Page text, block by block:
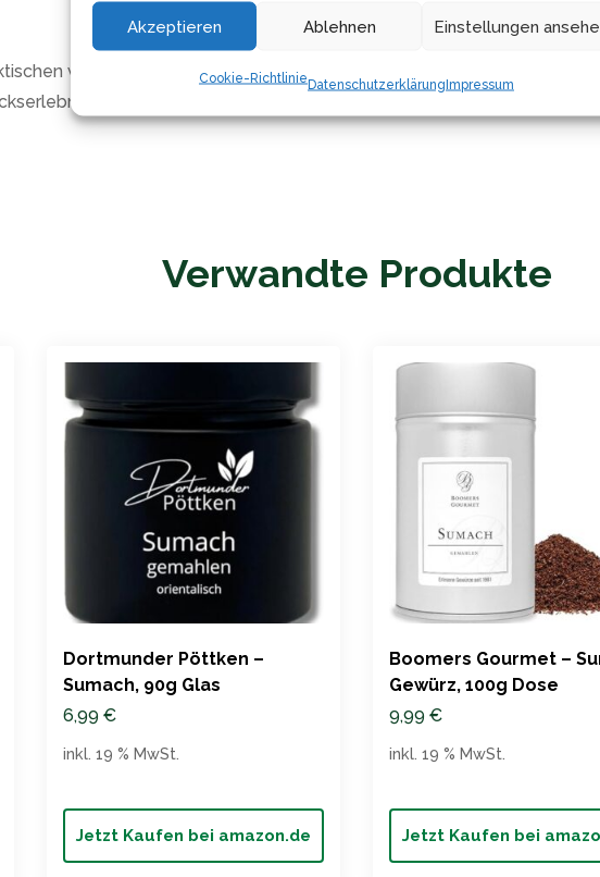
Akzeptieren Ablehnen Einstellungen
Cookie-RichtlinieDatenschutzerklärungImpressum
wiederverschließbaren Aromabeutel. So bleibt dein Sumach
mit orientalischer Note, bereichert dieses Gewürz jede
Verwandte Produkte
Dortmunder Pöttken –
Sumach, 90g Glas
6,99 €
Jetzt Kaufen bei amazon.de
inkl. 19 % MwSt.
Boomers Gourmet –
Gewürz, 100g Dose
9,99 €
Jetzt Kaufen bei
inkl. 19 % MwSt.